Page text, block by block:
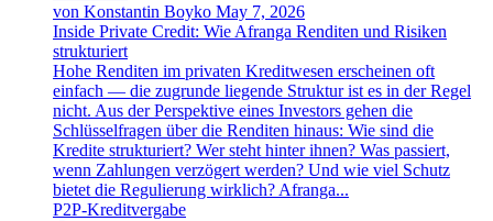
von Konstantin Boyko May 7, 2026
Inside Private Credit: Wie Afranga Renditen und Risiken
strukturiert
Hohe Renditen im privaten Kreditwesen erscheinen oft
einfach — die zugrunde liegende Struktur ist es in der Regel
nicht. Aus der Perspektive eines Investors gehen die
Schlüsselfragen über die Renditen hinaus: Wie sind die
Kredite strukturiert? Wer steht hinter ihnen? Was passiert,
wenn Zahlungen verzögert werden? Und wie viel Schutz
bietet die Regulierung wirklich? Afranga...
P2P-Kreditvergabe